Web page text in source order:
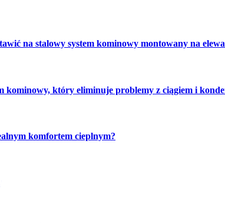
na stalowy system kominowy montowany na
kominowy, który eliminuje problemy z ciągiem i
komfortem cieplnym?